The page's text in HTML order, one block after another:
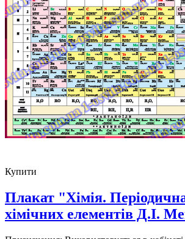
Купити
Плакат "Хімія.
хімічних елементів Д.І.